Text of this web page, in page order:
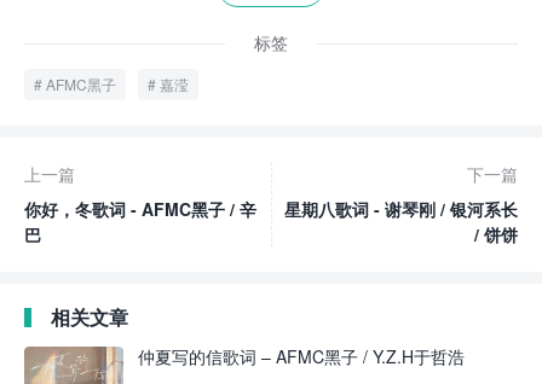
标签
AFMC黑子 嘉滢
上一篇
你好，冬歌词 - AFMC黑子 / 辛
巴
下一篇
星期八歌词 - 谢琴刚 / 银河系长
/ 饼饼
相关文章
仲夏写的信歌词 – AFMC黑子 / Y.Z.H于哲浩